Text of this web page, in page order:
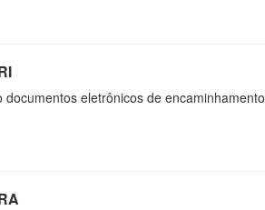
eletrônicos de encaminhamento